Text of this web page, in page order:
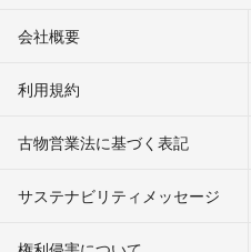
会社概要
利用規約
古物営業法に基づく表記
サステナビリティメッセージ